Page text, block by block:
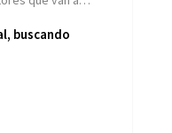
buscando